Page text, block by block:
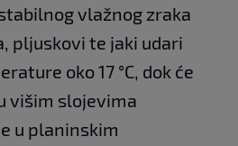
vlažnog zraka
pljuskovi te jaki udari
oko 17 °C, dok će
višim slojevima
u planinskim